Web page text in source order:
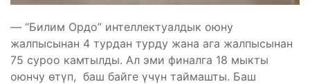
— “Билим Ордо” интеллектуалдык оюну
жалпысынан 4 турдан турду жана ага жалпысынан
75 суроо камтылды. Ал эми финалга 18 мыкты
оюнчу өтүп, баш байге үчүн таймашты. Баш